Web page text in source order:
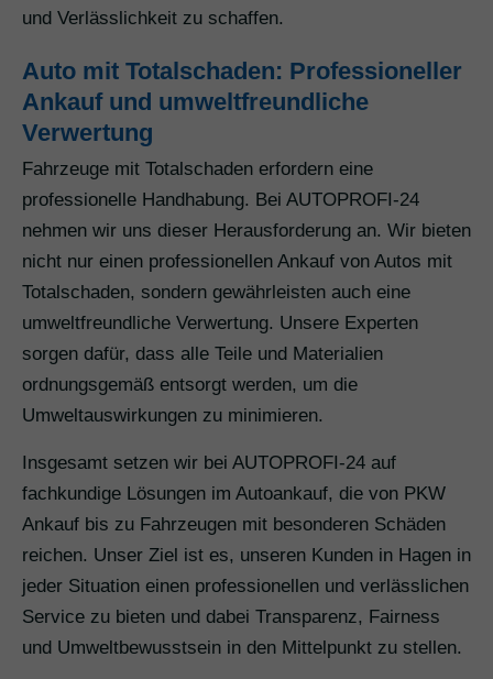
und Verlässlichkeit zu schaffen.
Auto mit Totalschaden: Professioneller
Ankauf und umweltfreundliche
Verwertung
Fahrzeuge mit Totalschaden erfordern eine
professionelle Handhabung. Bei AUTOPROFI-24
nehmen wir uns dieser Herausforderung an. Wir bieten
nicht nur einen professionellen Ankauf von Autos mit
Totalschaden, sondern gewährleisten auch eine
umweltfreundliche Verwertung. Unsere Experten
sorgen dafür, dass alle Teile und Materialien
ordnungsgemäß entsorgt werden, um die
Umweltauswirkungen zu minimieren.
Insgesamt setzen wir bei AUTOPROFI-24 auf
fachkundige Lösungen im Autoankauf, die von PKW
Ankauf bis zu Fahrzeugen mit besonderen Schäden
reichen. Unser Ziel ist es, unseren Kunden in Hagen in
jeder Situation einen professionellen und verlässlichen
Service zu bieten und dabei Transparenz, Fairness
und Umweltbewusstsein in den Mittelpunkt zu stellen.